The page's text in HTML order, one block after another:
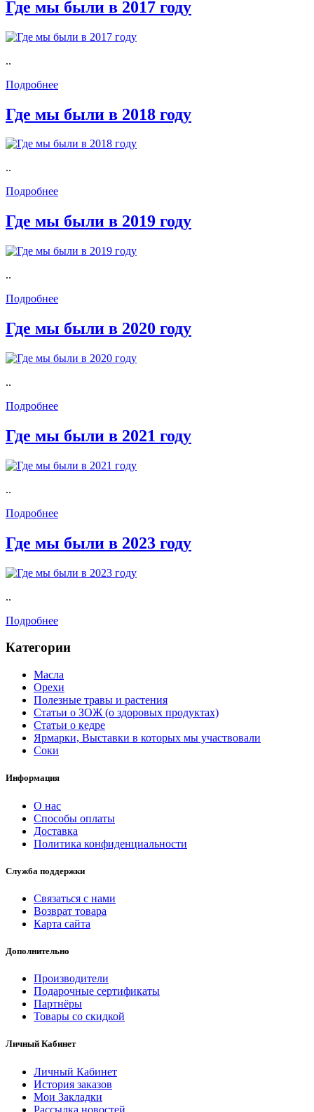
Где мы были в 2017 году
..
Подробнее
Где мы были в 2018 году
..
Подробнее
Где мы были в 2019 году
..
Подробнее
Где мы были в 2020 году
..
Подробнее
Где мы были в 2021 году
..
Подробнее
Где мы были в 2023 году
..
Подробнее
Категории
Масла
Орехи
Полезные травы и растения
Статьи о ЗОЖ (о здоровых продуктах)
Статьи о кедре
Ярмарки, Выставки в которых мы участвовали
Соки
Информация
О нас
Способы оплаты
Доставка
Политика конфиденциальности
Служба поддержки
Связаться с нами
Возврат товара
Карта сайта
Дополнительно
Производители
Подарочные сертификаты
Партнёры
Товары со скидкой
Личный Кабинет
Личный Кабинет
История заказов
Мои Закладки
Рассылка новостей